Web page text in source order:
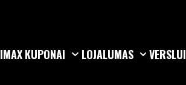
IMAXKUPONAI LOJALUMAS VERSLUI